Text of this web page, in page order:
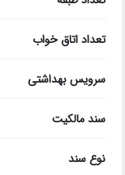
تعداد اتاق خواب
سرویس بهداشتی
سند مالکیت
نوع سند